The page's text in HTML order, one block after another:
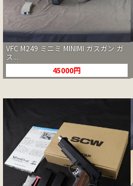
VFC M249 ミニミ MINIMI ガスガン ガ
ス...
45000円